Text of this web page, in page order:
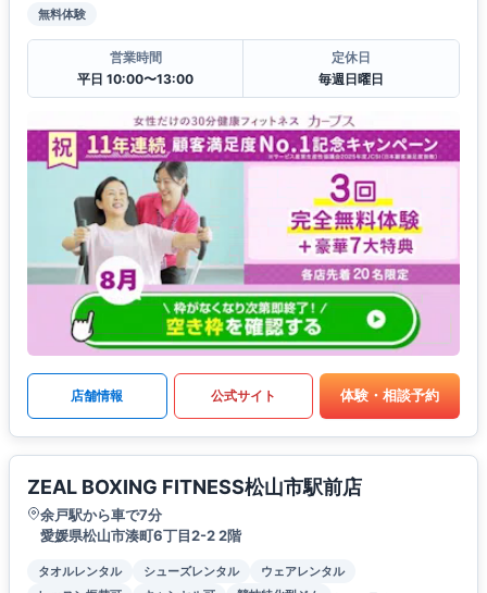
無料体験
営業時間
平日 10:00〜13:00
定休日
毎週日曜日
店舗情報 公式サイト 体験・相談予約
ZEAL BOXING FITNESS松山市駅前店
余戸駅から車で7分
愛媛県松山市湊町6丁目2-2 2階
タオルレンタル シューズレンタル
ウェアレンタル